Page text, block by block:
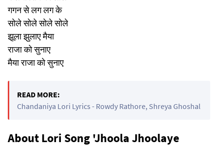
गगन से लग लग के
सोले सोले सोले सोले
झूला झुलाए मैया
राजा को सुनाए
मैया राजा को सुनाए
READ MORE:
Chandaniya Lori Lyrics - Rowdy Rathore, Shreya Ghoshal
About Lori Song 'Jhoola Jhoolaye